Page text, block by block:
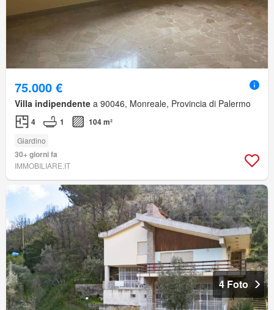
75.000 €
Villa indipendente a 90046, Monreale, Provincia di Palermo
4 1 104 m²
Giardino
30+ giorni fa
IMMOBILIARE.IT
4 Foto